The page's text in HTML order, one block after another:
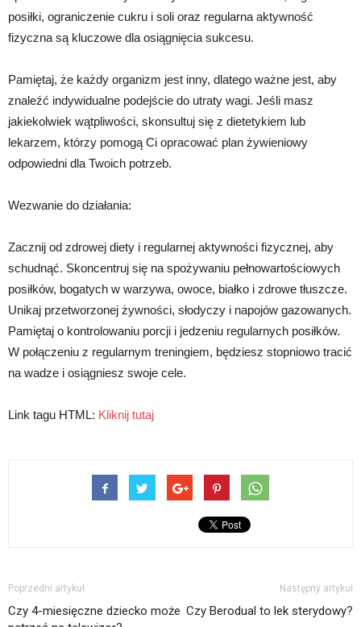
posiłki, ograniczenie cukru i soli oraz regularna aktywność
fizyczna są kluczowe dla osiągnięcia sukcesu.
Pamiętaj, że każdy organizm jest inny, dlatego ważne jest, aby
znaleźć indywidualne podejście do utraty wagi. Jeśli masz
jakiekolwiek wątpliwości, skonsultuj się z dietetykiem lub
lekarzem, którzy pomogą Ci opracować plan żywieniowy
odpowiedni dla Twoich potrzeb.
Wezwanie do działania:
Zacznij od zdrowej diety i regularnej aktywności fizycznej, aby
schudnąć. Skoncentruj się na spożywaniu pełnowartościowych
posiłków, bogatych w warzywa, owoce, białko i zdrowe tłuszcze.
Unikaj przetworzonej żywności, słodyczy i napojów gazowanych.
Pamiętaj o kontrolowaniu porcji i jedzeniu regularnych posiłków.
W połączeniu z regularnym treningiem, będziesz stopniowo tracić
na wadze i osiągniesz swoje cele.
Link tagu HTML: Kliknij tutaj
Poprzedni artykuł
Czy 4-miesięczne dziecko może
Następny artykuł
Czy Berodual to lek sterydowy?